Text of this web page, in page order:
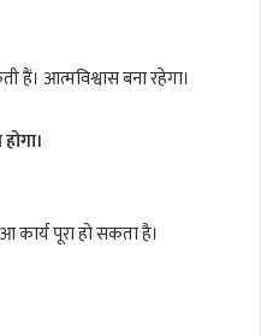
हैं। आत्मविश्वास बना रहेगा।
पूरा हो सकता है।